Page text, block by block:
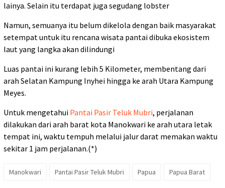
lainya. Selain itu terdapat juga segudang lobster
Namun, semuanya itu belum dikelola dengan baik masyarakat
setempat untuk itu rencana wisata pantai dibuka ekosistem
laut yang langka akan dilindungi
Luas pantai ini kurang lebih 5 Kilometer, membentang dari
arah Selatan Kampung Inyhei hingga ke arah Utara Kampung
Meyes.
Untuk mengetahui Pantai Pasir Teluk Mubri, perjalanan
dilakukan dari arah barat kota Manokwari ke arah utara letak
tempat ini, waktu tempuh melalui jalur darat memakan waktu
sekitar 1 jam perjalanan.(*)
Manokwari Pantai Pasir Teluk Mubri Papua Papua Barat